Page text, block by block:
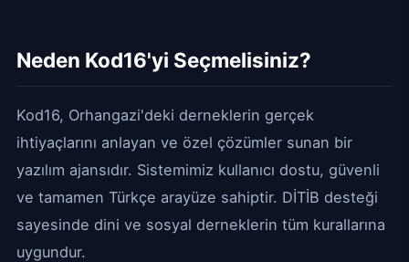
Neden Kod16'yi Seçmelisiniz?
Kod16, Orhangazi'deki derneklerin gerçek
ihtiyaçlarını anlayan ve özel çözümler sunan bir
yazılım ajansıdır. Sistemimiz kullanıcı dostu, güvenli
ve tamamen Türkçe arayüze sahiptir. DİTİB desteği
sayesinde dini ve sosyal derneklerin tüm kurallarına
uygundur.